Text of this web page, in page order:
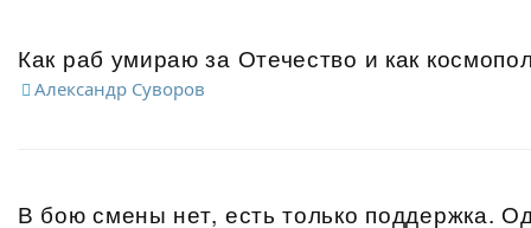
Как раб умираю за Отечество и как
Александр Суворов
В бою смены нет, есть только поддержка.